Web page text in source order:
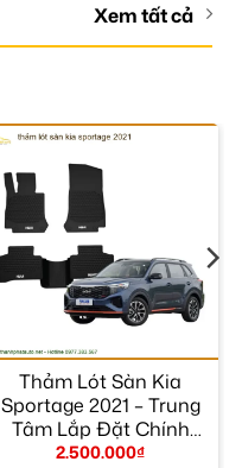
Xem tất cả
Thảm Lót Sàn Kia
Sportage 2021 – Trung
Tâm Lắp Đặt Chính
Hãng Giá Tốt TPHCM
2.500.000₫